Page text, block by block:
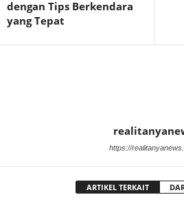
dengan Tips Berkendara
yang Tepat
https://
ARTIKEL TERKAIT